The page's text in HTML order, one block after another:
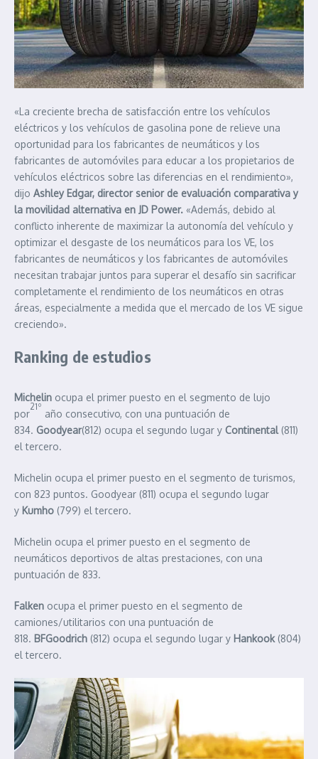
«La creciente brecha de satisfacción entre los vehículos
eléctricos y los vehículos de gasolina pone de relieve una
oportunidad para los fabricantes de neumáticos y los
fabricantes de automóviles para educar a los propietarios de
vehículos eléctricos sobre las diferencias en el rendimiento»,
dijo Ashley Edgar, director senior de evaluación comparativa y
la movilidad alternativa en JD Power. «Además, debido al
conflicto inherente de maximizar la autonomía del vehículo y
optimizar el desgaste de los neumáticos para los VE, los
fabricantes de neumáticos y los fabricantes de automóviles
necesitan trabajar juntos para superar el desafío sin sacrificar
completamente el rendimiento de los neumáticos en otras
áreas, especialmente a medida que el mercado de los VE sigue
creciendo».
Ranking de estudios
Michelin ocupa el primer puesto en el segmento de lujo
por
21º
año consecutivo, con una puntuación de
834. Goodyear(812) ocupa el segundo lugar y Continental (811)
el tercero.
Michelin ocupa el primer puesto en el segmento de turismos,
con 823 puntos. Goodyear (811) ocupa el segundo lugar
y Kumho (799) el tercero.
Michelin ocupa el primer puesto en el segmento de
neumáticos deportivos de altas prestaciones, con una
puntuación de 833.
Falken ocupa el primer puesto en el segmento de
camiones/utilitarios con una puntuación de
818. BFGoodrich (812) ocupa el segundo lugar y Hankook(804)
el tercero.